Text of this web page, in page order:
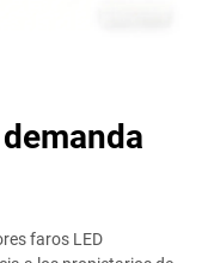
faros LED